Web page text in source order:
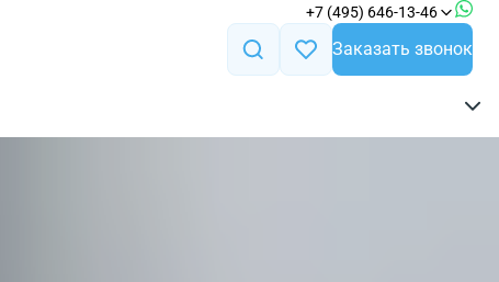
+7 (495) 646-13-46
Заказать звонок